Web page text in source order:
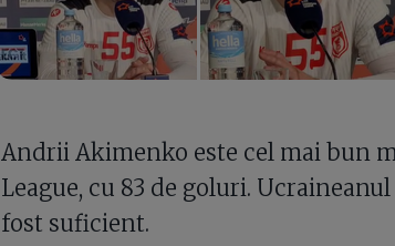
Andrii Akimenko este cel mai bun
League, cu 83 de goluri.
fost suficient.